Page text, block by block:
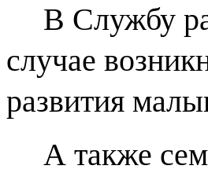
В Службу
случае
развития
А также